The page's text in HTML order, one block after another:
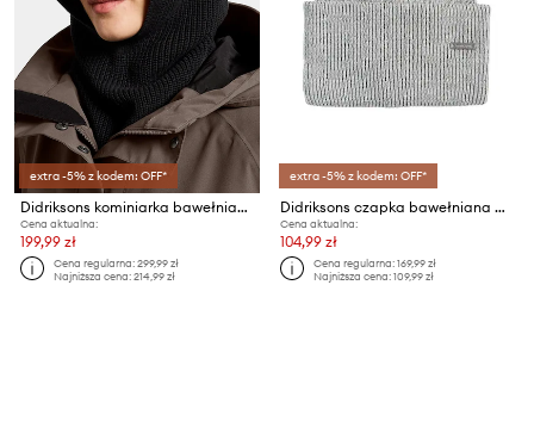
extra -5% z kodem: OFF*
Didriksons kominiarka bawełniana GALIA
Cena aktualna:
199,99 zł
Cena regularna:299,99 zł
Najniższa cena:214,99 zł
extra -5% z kodem: OFF*
Didriksons czapka bawełniana RIVER
Cena aktualna:
104,99 zł
Cena regularna:169,99 zł
Najniższa cena:109,99 zł